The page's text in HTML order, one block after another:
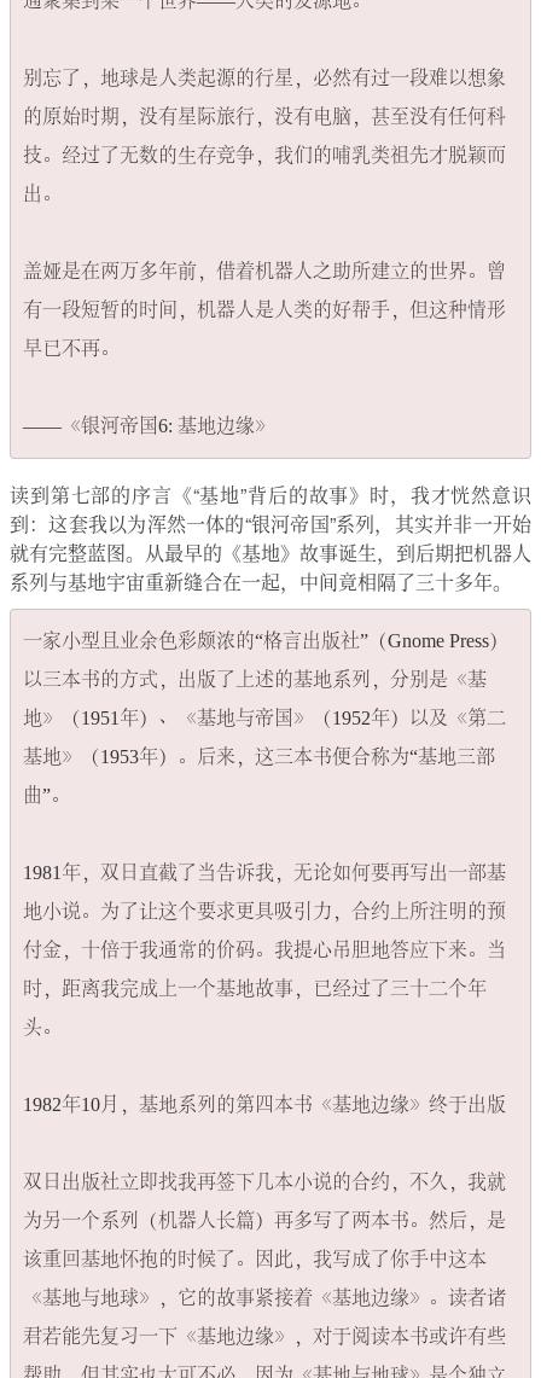
别忘了，地球是人类起源的行星，必然有过一段难以想象
的原始时期，没有星际旅行，没有电脑，甚至没有任何科
技。经过了无数的生存竞争，我们的哺乳类祖先才脱颖而
出。
盖娅是在两万多年前，借着机器人之助所建立的世界。曾
有一段短暂的时间，机器人是人类的好帮手，但这种情形
早已不再。
读到第七部的序言《“基地”背后的故事》时，我才恍然意识
到：这套我以为浑然一体的“银河帝国”系列，其实并非一开始
就有完整蓝图。从最早的《基地》故事诞生，到后期把机器人
系列与基地宇宙重新缝合在一起，中间竟相隔了三十多年。
一家小型且业余色彩颇浓的“格言出版社”​（Gnome Press）
以三本书的方式，出版了上述的基地系列，分别是《基
地》​（1951年）​、​《基地与帝国》​（1952年）以及《第二
基地》​（1953年）​。后来，这三本书便合称为“基地三部
曲”​。
1981年，双日直截了当告诉我，无论如何要再写出一部基
地小说。为了让这个要求更具吸引力，合约上所注明的预
付金，十倍于我通常的价码。我提心吊胆地答应下来。当
时，距离我完成上一个基地故事，已经过了三十二个年
头。
1982年10月，基地系列的第四本书《基地边缘》终于出版
双日出版社立即找我再签下几本小说的合约，不久，我就
为另一个系列（机器人长篇）再多写了两本书。然后，是
该重回基地怀抱的时候了。因此，我写成了你手中这本
《基地与地球》​，它的故事紧接着《基地边缘》​。读者诸
君若能先复习一下《基地边缘》​，对于阅读本书或许有些